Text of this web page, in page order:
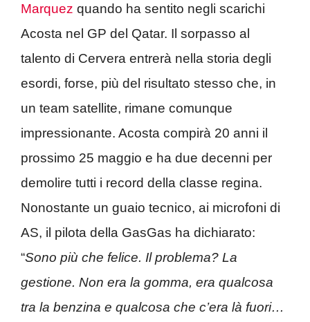
Marquez quando ha sentito negli scarichi
Acosta nel GP del Qatar. Il sorpasso al
talento di Cervera entrerà nella storia degli
esordi, forse, più del risultato stesso che, in
un team satellite, rimane comunque
impressionante. Acosta compirà 20 anni il
prossimo 25 maggio e ha due decenni per
demolire tutti i record della classe regina.
Nonostante un guaio tecnico, ai microfoni di
AS, il pilota della GasGas ha dichiarato:
“Sono più che felice. Il problema? La
gestione. Non era la gomma, era qualcosa
tra la benzina e qualcosa che c’era là fuori…